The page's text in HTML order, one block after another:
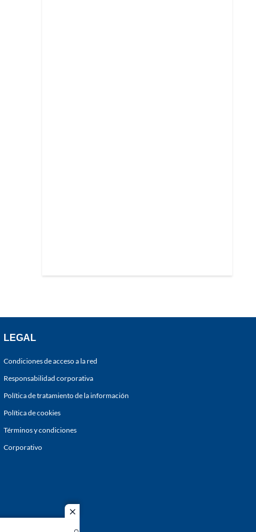
close
LEGAL
Condiciones de acceso a la red
Responsabilidad corporativa
Política de tratamiento de la información
Política de cookies
Términos y condiciones
Corporativo